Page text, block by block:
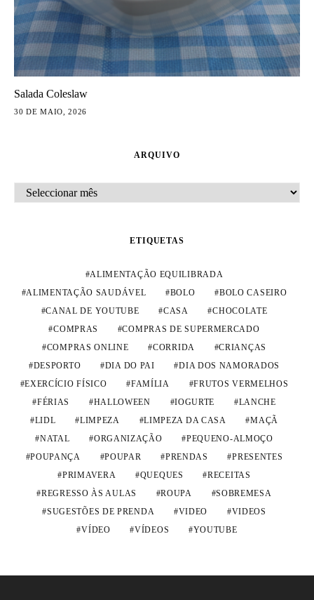
Salada Coleslaw
30 DE MAIO, 2026
ARQUIVO
ARQUIVO
ETIQUETAS
ALIMENTAÇÃO EQUILIBRADA
ALIMENTAÇÃO SAUDÁVEL
BOLO
BOLO CASEIRO
CANAL DE YOUTUBE
CASA
CHOCOLATE
COMPRAS
COMPRAS DE SUPERMERCADO
COMPRAS ONLINE
CORRIDA
CRIANÇAS
DESPORTO
DIA DO PAI
DIA DOS NAMORADOS
EXERCÍCIO FÍSICO
FAMÍLIA
FRUTOS VERMELHOS
FÉRIAS
HALLOWEEN IOGURTE
LANCHE
LIDL
LIMPEZA LIMPEZA DA CASA
MAÇÃ
NATAL
ORGANIZAÇÃO
PEQUENO-ALMOÇO
POUPANÇA
POUPAR PRENDAS
PRESENTES
PRIMAVERA
QUEQUES
RECEITAS
REGRESSO ÀS AULAS
ROUPA
SOBREMESA
SUGESTÕES DE PRENDA
VIDEO
VIDEOS
VÍDEO
VÍDEOS YOUTUBE